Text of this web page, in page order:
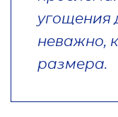
угощения
неважно,
размера.